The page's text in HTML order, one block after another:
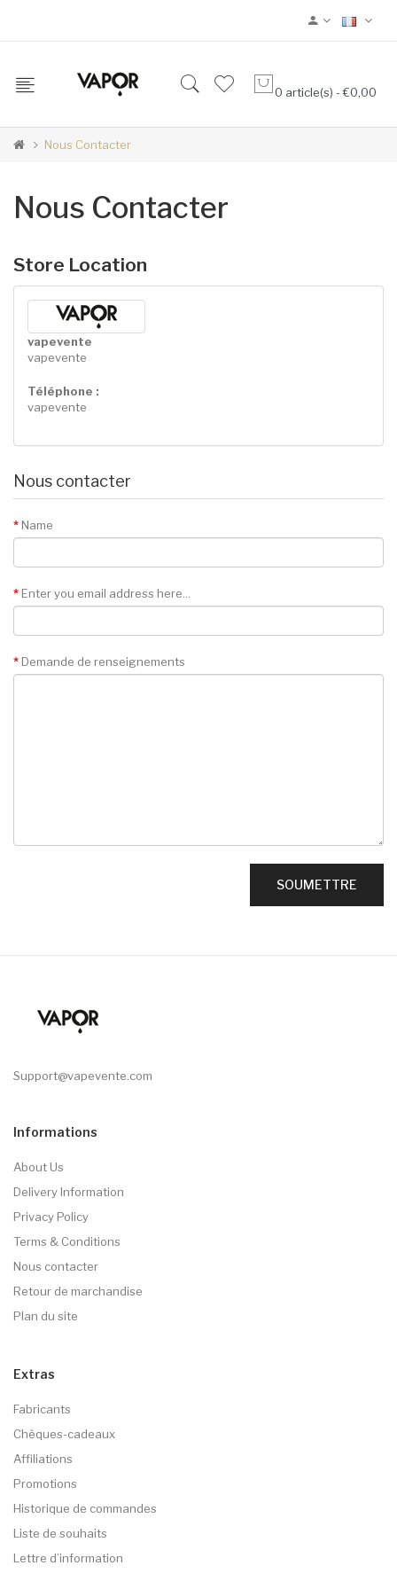
0 article(s) - €0,00
Nous Contacter
Nous Contacter
Store Location
vapevente
vapevente
Téléphone :
vapevente
Nous contacter
Name
Enter you email address here...
Demande de renseignements
Support@vapevente.com
Informations
About Us
Delivery Information
Privacy Policy
Terms & Conditions
Nous contacter
Retour de marchandise
Plan du site
Extras
Fabricants
Chèques-cadeaux
Affiliations
Promotions
Historique de commandes
Liste de souhaits
Lettre d’information